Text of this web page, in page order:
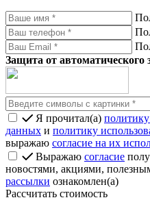
Защита от автоматического
Я прочитал(а)
данных и политику
выражаю согласие на их
Выражаю согласие
новостями, акциями,
рассылки ознакомлен(а)
Рассчитать стоимость